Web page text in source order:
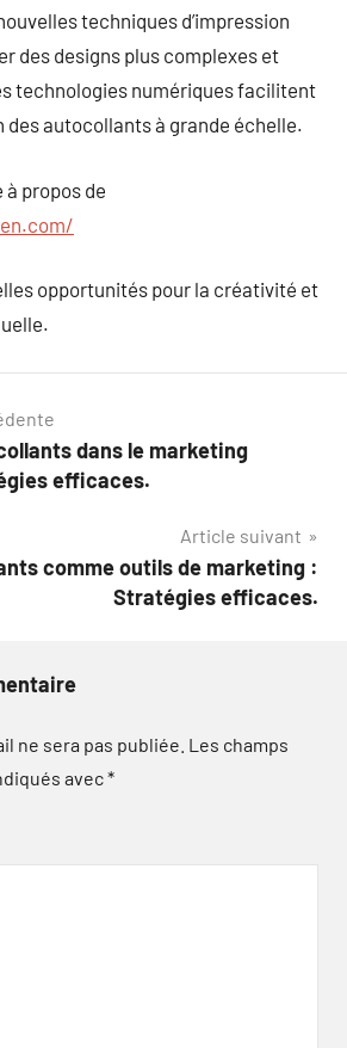
techniques d’impression
des designs plus complexes et
technologies numériques facilitent
des autocollants à grande échelle.
propos de
opportunités pour la créativité et
dans le marketing
efficaces.
Article suivant
comme outils de marketing :
Stratégies efficaces.
ne sera pas publiée. Les champs
avec*